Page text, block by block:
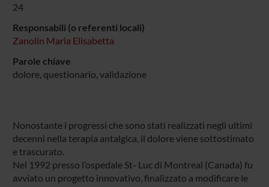
24
Responsabili (o referenti locali)
Zanolin Maria Elisabetta
Parole chiave
dolore, questionario, validazione
Nonostante i progressi che sono stati realizzati negli ultimi
decenni nella terapia antalgica, il dolore viene sottostimato
e trascurato.
Nel 1992 presso l’ospedale St- Luc di Montreal (Canada) fu
avviato un progetto innovativo, finalizzato a modificare le